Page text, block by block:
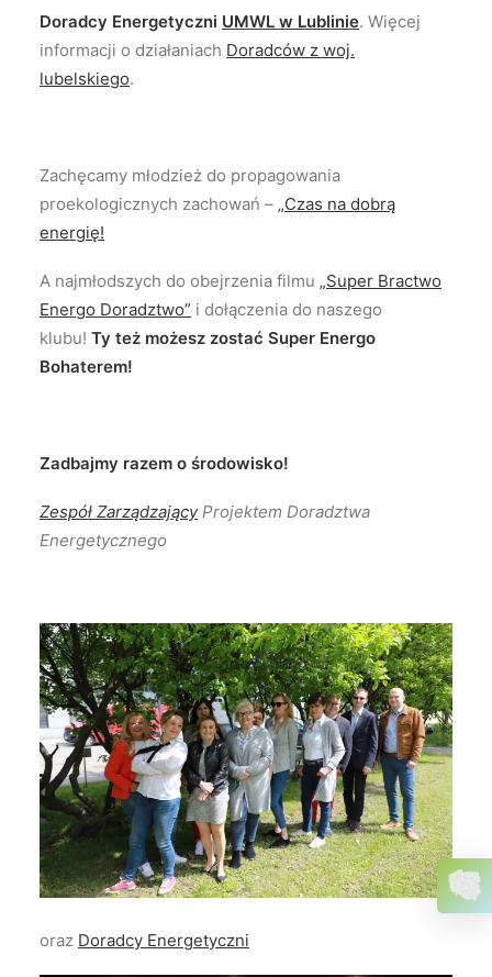
Doradcy Energetyczni UMWL w Lublinie. Więcej
informacji o działaniach Doradców z woj.
lubelskiego.
Zachęcamy młodzież do propagowania
proekologicznych zachowań – „Czas na dobrą
energię!
A najmłodszych do obejrzenia filmu „Super Bractwo
Energo Doradztwo” i dołączenia do naszego
klubu! Ty też możesz zostać Super Energo
Bohaterem!
Zadbajmy razem o środowisko!
Zespół ZarządzającyProjektem Doradztwa
Energetycznego
oraz Doradcy Energetyczni